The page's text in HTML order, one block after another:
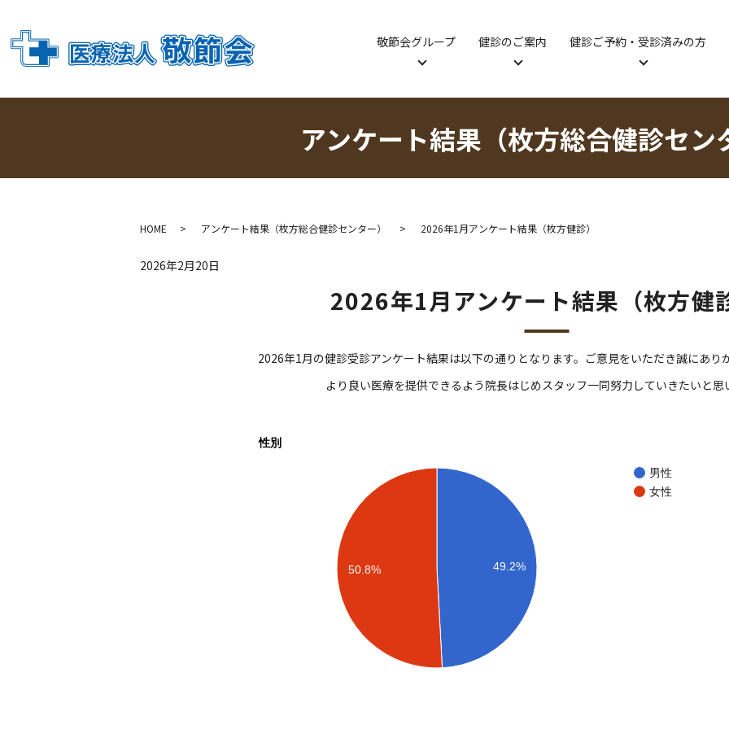
敬節会グループ 健診のご案内 健診ご予約・受診済みの方
アンケート結果（枚方総合健診セン
HOME アンケート結果（枚方総合健診センター） 2026年1月アンケート結果（枚方健診）
2026年2月20日
2026年1月アンケート結果（枚方健
2026年1月の健診受診アンケート結果は以下の通りとなります。ご意見をいただき誠にあり
より良い医療を提供できるよう院長はじめスタッフ一同努力していきたいと思
性別
男性
女性
49.2%
50.8%